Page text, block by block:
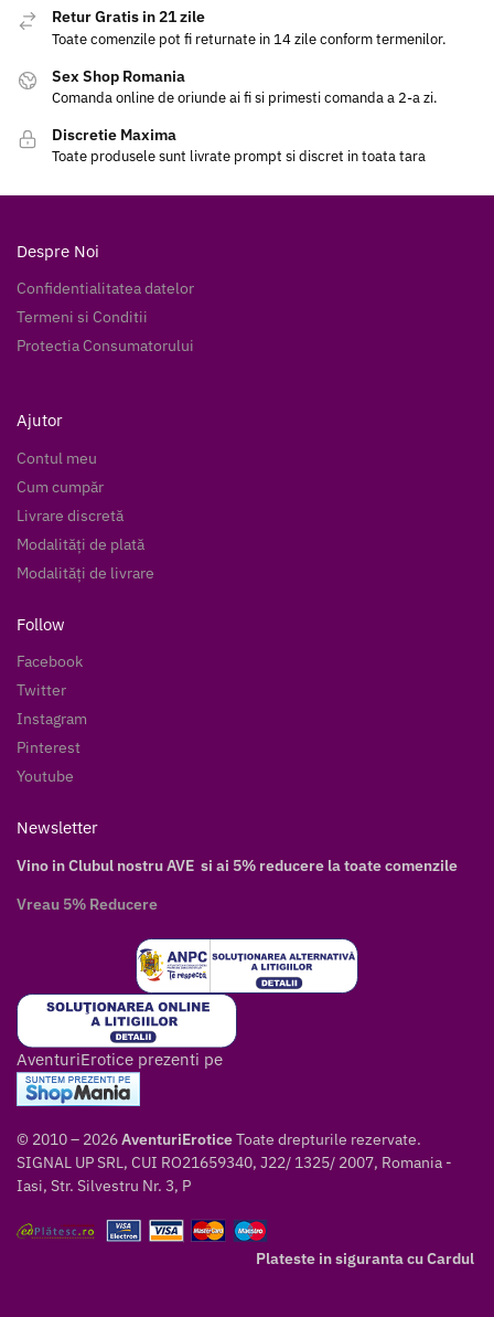
Retur Gratis in 21 zile
Toate comenzile pot fi returnate in 14 zile conform termenilor.
Sex Shop Romania
Comanda online de oriunde ai fi si primesti comanda a 2-a zi.
Discretie Maxima
Toate produsele sunt livrate prompt si discret in toata tara
Despre Noi
Confidentialitatea datelor
Termeni si Conditii
Protectia Consumatorului
Ajutor
Contul meu
Cum cumpăr
Livrare discretă
Modalități de plată
Modalități de livrare
Follow
Facebook
Twitter
Instagram
Pinterest
Youtube
Newsletter
Vino in Clubul nostru AVE si ai 5% reducere la toate comenzile
Vreau 5% Reducere
AventuriErotice prezenti pe
© 2010 – 2026AventuriEroticeToate drepturile rezervate.
SIGNAL UP SRL, CUI RO21659340, J22/ 1325/ 2007, Romania -
Iasi, Str. Silvestru Nr. 3, P
Plateste in siguranta cu Cardul